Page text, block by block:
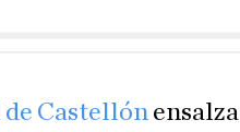
Castellón